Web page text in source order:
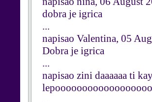
dobra je igrica
...
napisao Valentina, 05
Dobra je igrica
...
napisao zini daaaaaa ti